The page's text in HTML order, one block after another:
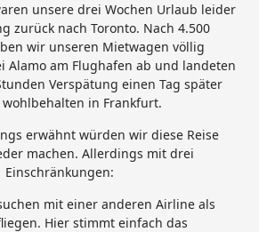
unsere drei Wochen Urlaub leider
zurück nach Toronto. Nach 4.500
wir unseren Mietwagen völlig
Alamo am Flughafen ab und landeten
Verspätung einen Tag später
in Frankfurt.
erwähnt würden wir diese Reise
machen. Allerdings mit drei
Einschränkungen:
mit einer anderen Airline als
Hier stimmt einfach das